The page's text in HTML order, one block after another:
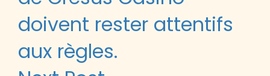
doivent rester attentifs
aux règles.